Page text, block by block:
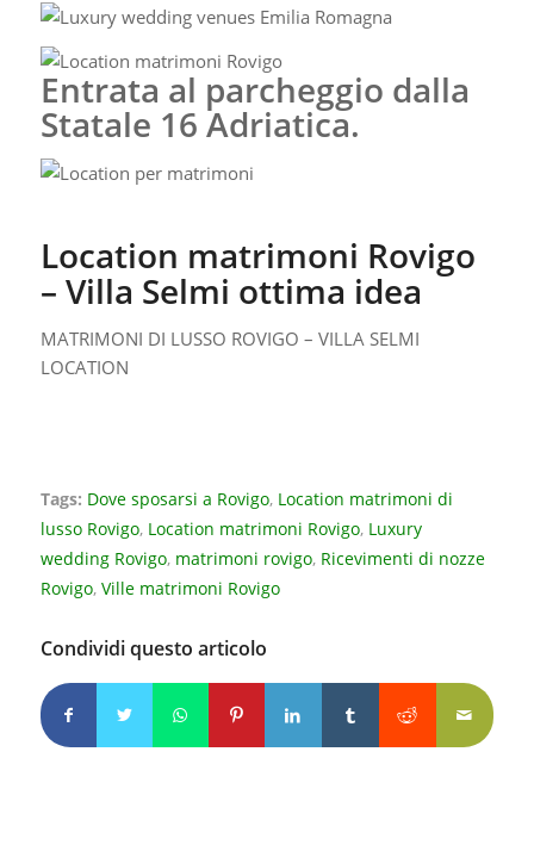
Entrata al parcheggio dalla
Statale 16 Adriatica.
Location matrimoni Rovigo
– Villa Selmi ottima idea
MATRIMONI DI LUSSO ROVIGO – VILLA SELMI
LOCATION
Tags: Dove sposarsi a Rovigo, Location matrimoni di
lusso Rovigo, Location matrimoni Rovigo, Luxury
wedding Rovigo, matrimoni rovigo, Ricevimenti di nozze
Rovigo, Ville matrimoni Rovigo
Condividi questo articolo